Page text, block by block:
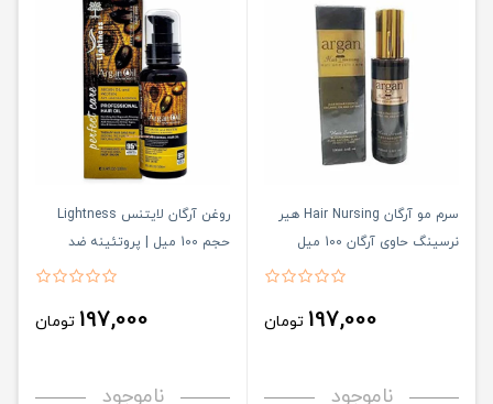
سرم مو آرگان Hair Nursing هیر
نرسینگ حاوی آرگان 100 میل
197,000 تومان
ناموجود
روغن آرگان لایتنس Lightness
حجم 100 میل | پروتئینه ضد
197,000 تومان
ناموجود